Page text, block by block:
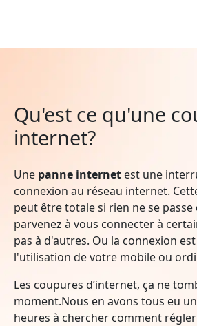
Qu'est ce qu'une
internet?
Une panne internet est une
connexion au réseau internet.
peut être totale si rien ne se
parvenez à vous connecter à
pas à d'autres. Ou la connexion
l'utilisation de votre mobile ou
Les coupures d’internet, ça ne
moment.Nous en avons tous eu
heures à chercher comment